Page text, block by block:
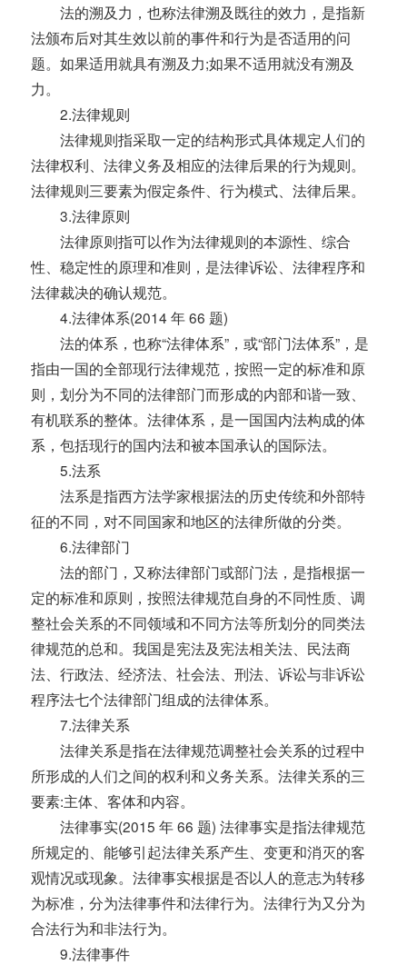
法的溯及力，也称法律溯及既往的效力，是指新
法颁布后对其生效以前的事件和行为是否适用的问
题。如果适用就具有溯及力;如果不适用就没有溯及
力。
2.法律规则
法律规则指采取一定的结构形式具体规定人们的
法律权利、法律义务及相应的法律后果的行为规则。
法律规则三要素为假定条件、行为模式、法律后果。
3.法律原则
法律原则指可以作为法律规则的本源性、综合
性、稳定性的原理和准则，是法律诉讼、法律程序和
法律裁决的确认规范。
4.法律体系(2014 年 66 题)
法的体系，也称“法律体系”，或“部门法体系”，是
指由一国的全部现行法律规范，按照一定的标准和原
则，划分为不同的法律部门而形成的内部和谐一致、
有机联系的整体。法律体系，是一国国内法构成的体
系，包括现行的国内法和被本国承认的国际法。
5.法系
法系是指西方法学家根据法的历史传统和外部特
征的不同，对不同国家和地区的法律所做的分类。
6.法律部门
法的部门，又称法律部门或部门法，是指根据一
定的标准和原则，按照法律规范自身的不同性质、调
整社会关系的不同领域和不同方法等所划分的同类法
律规范的总和。我国是宪法及宪法相关法、民法商
法、行政法、经济法、社会法、刑法、诉讼与非诉讼
程序法七个法律部门组成的法律体系。
7.法律关系
法律关系是指在法律规范调整社会关系的过程中
所形成的人们之间的权利和义务关系。法律关系的三
要素:主体、客体和内容。
法律事实(2015 年 66 题) 法律事实是指法律规范
所规定的、能够引起法律关系产生、变更和消灭的客
观情况或现象。法律事实根据是否以人的意志为转移
为标准，分为法律事件和法律行为。法律行为又分为
合法行为和非法行为。
9.法律事件